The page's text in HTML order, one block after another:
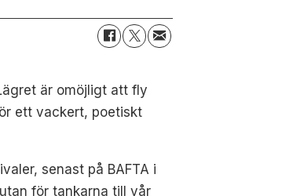
är omöjligt att fly
ett vackert, poetiskt
senast på BAFTA i
för tankarna till vår